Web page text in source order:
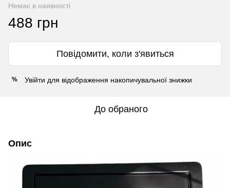
Немає в наявності
488 грн
Повідомити, коли з'явиться
% Увійти для відображення накопичувальної знижки
До обраного
Опис